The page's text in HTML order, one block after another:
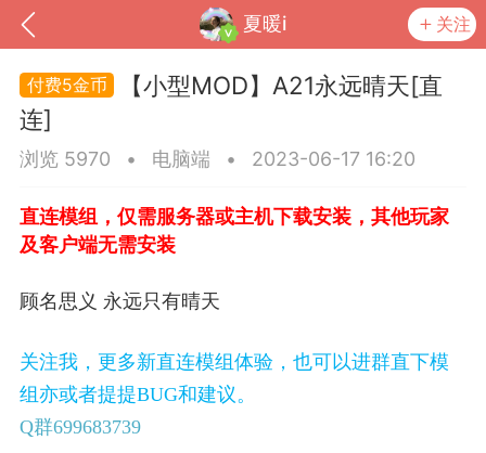
夏暖i 关注
我的钱包 道具 排行榜
5金币
【小型MOD】A21永远晴天[直
连]
浏览 5970 • 电脑端 • 2023-06-17 16:20
直连模组，仅需服务器或主机下载安装，其他玩家
及客户端无需安装
顾名思义 永远只有晴天
关注我，更多新直连模组体验，也可以进群直下模
组亦或者提提BUG和建议。
Q群699683739